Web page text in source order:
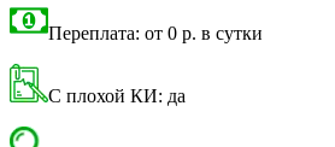
Переплата: от 0 р. в сутки
С плохой КИ: да